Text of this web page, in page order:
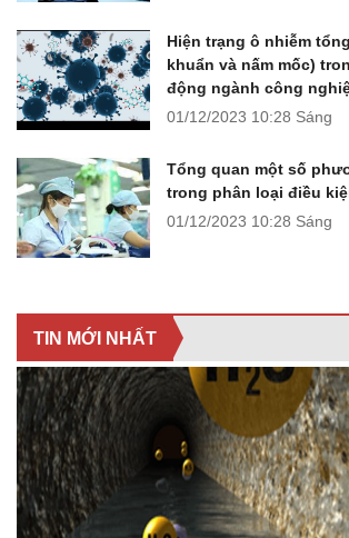
Hiện trạng ô nhiễm
khuẩn và nấm mốc)
động ngành công
01/12/2023 10:28 Sáng
Tổng quan một số
trong phân loại điều
01/12/2023 10:28 Sáng
TIN MỚI NHẤT